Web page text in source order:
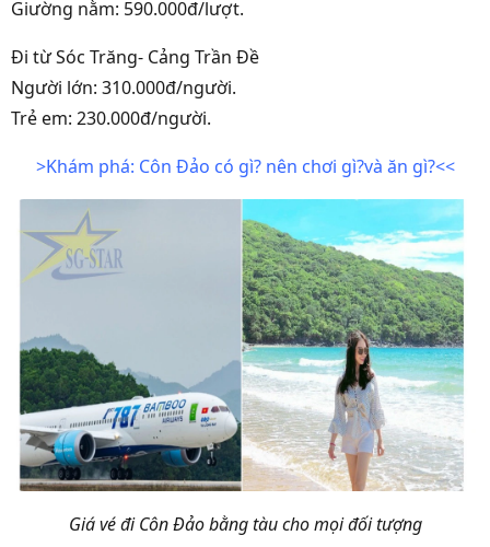
Giường nằm: 590.000đ/lượt.
Đi từ Sóc Trăng- Cảng Trần Đề
Người lớn: 310.000đ/người.
Trẻ em: 230.000đ/người.
>Khám phá: Côn Đảo có gì? nên chơi gì?và ăn gì?<<
Giá vé đi Côn Đảo bằng tàu cho mọi đối tượng